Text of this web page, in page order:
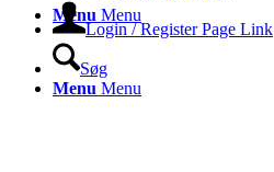
Menu Menu
Login / Register Page Link
Søg
Menu Menu